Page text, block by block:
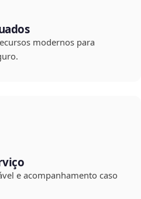
modernos para
e acompanhamento caso